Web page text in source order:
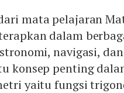
mata pelajaran
dalam
navigasi,
konsep penting
yaitu fungsi